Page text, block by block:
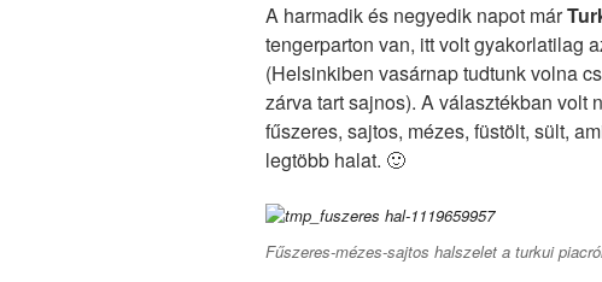
A harmadik és negyedik napot már
tengerparton van, itt volt gyakorlatilag
(Helsinkiben vasárnap tudtunk volna
zárva tart sajnos). A választékban volt
fűszeres, sajtos, mézes, füstölt, sült,
legtöbb halat. 🙂
Fűszeres-mézes-sajtos halszelet a turkui